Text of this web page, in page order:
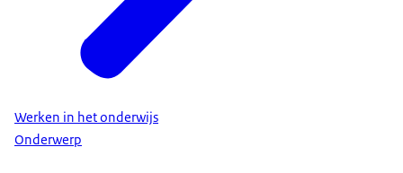
Werken in het onderwijs
Onderwerp